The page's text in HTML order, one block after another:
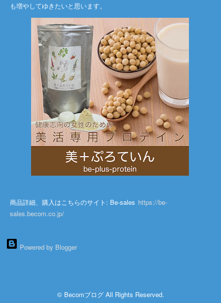
も増やしてゆきたいと思います。
商品詳細、購入はこちらのサイト: Be-sales https://be-
sales.becom.co.jp/
Powered by Blogger
© Becomブログ All Rights Reserved.